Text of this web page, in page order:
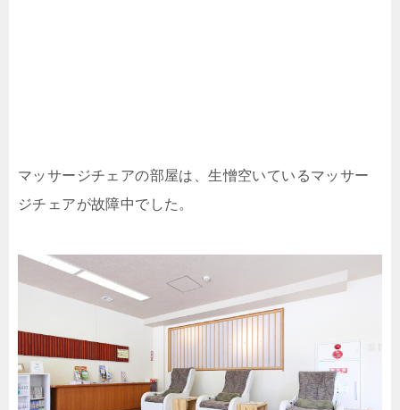
マッサージチェアの部屋は、生憎空いているマッサー
ジチェアが故障中でした。